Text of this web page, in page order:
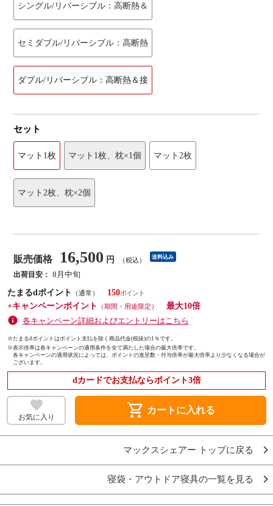
シングル/リバーシブル：高断熱＆
セミダブル/リバーシブル：高断熱
ダブル/リバーシブル：高断熱＆接
セット
マット1枚 マット1枚、枕×1個 マット2枚
マット2枚、枕×2個
販売価格 16,500 円 （税込） 送料込み
出荷目安： 8月中旬
たまるdポイント
（通常）
150
+キャンペーンポイント
（期間・用途限定）
最大10倍
各キャンペーン詳細およびエントリーはこちら
※たまるdポイントはポイント支払を除く商品代金(税抜)の1％です。
※表示倍率は各キャンペーンの適用条件を全て満たした場合の最大倍率です。
各キャンペーンの適用状況によっては、ポイントの進呈数・付与倍率が最大倍率より少なくなる場合が
ございます。
dカードでお支払ならポイント3倍
お気に入り shopping_cart カートに入れる
マックスシェアー トップに戻る
寝袋・アウトドア寝具の一覧を見る